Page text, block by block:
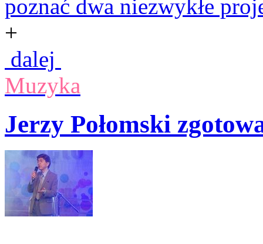
poznać dwa niezwykłe
+
dalej
Muzyka
Jerzy Połomski